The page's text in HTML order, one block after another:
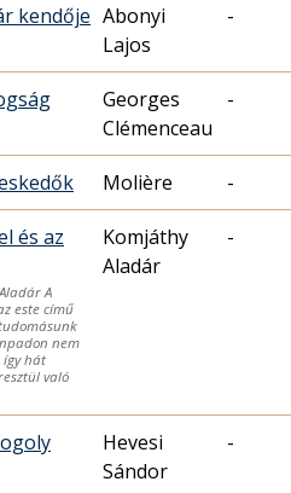
kendője Abonyi
Lajos
-
Georges
Clémenceau
-
Molière -
és az
A
este című
nem
így hát
való
Komjáthy
Aladár
-
Hevesi
Sándor
-